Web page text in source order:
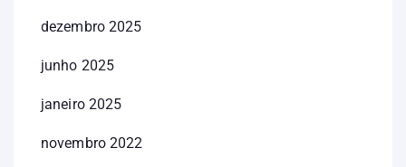
dezembro 2025
junho 2025
janeiro 2025
novembro 2022